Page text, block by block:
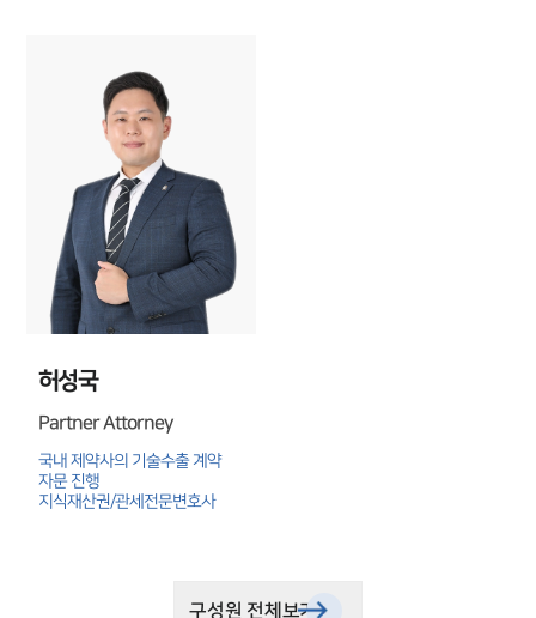
허성국
Partner Attorney
국내 제약사의 기술수출 계약
자문 진행
지식재산권/관세전문변호사
구성원 전체보기